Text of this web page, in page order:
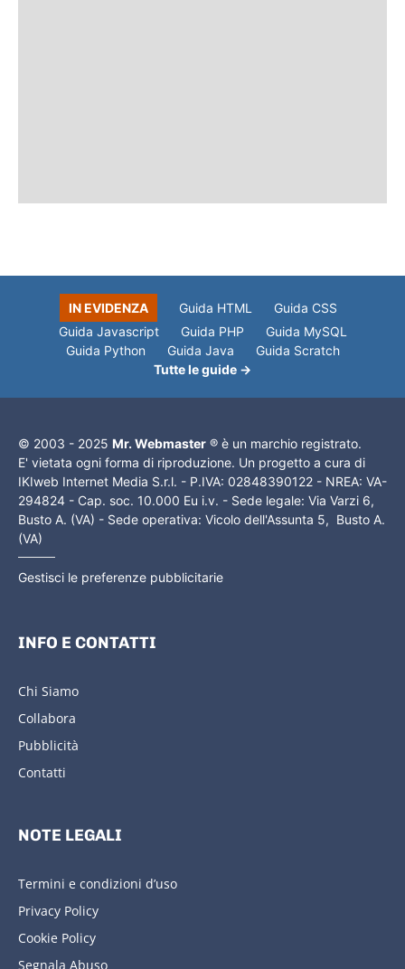
IN EVIDENZA Guida HTML
Guida CSS
Guida Javascript
Guida PHP
Guida MySQL
Guida Python
Guida Java
Guida Scratch
Tutte le guide →
© 2003 - 2025 Mr. Webmaster ® è un marchio registrato.
E' vietata ogni forma di riproduzione. Un progetto a cura di
IKIweb Internet Media S.r.l. - P.IVA: 02848390122 - NREA: VA-
294824 - Cap. soc. 10.000 Eu i.v. - Sede legale: Via Varzi 6,
Busto A. (VA) - Sede operativa: Vicolo dell'Assunta 5, Busto A.
(VA)
Gestisci le preferenze pubblicitarie
INFO E CONTATTI
Chi Siamo
Collabora
Pubblicità
Contatti
NOTE LEGALI
Termini e condizioni d’uso
Privacy Policy
Cookie Policy
Segnala Abuso